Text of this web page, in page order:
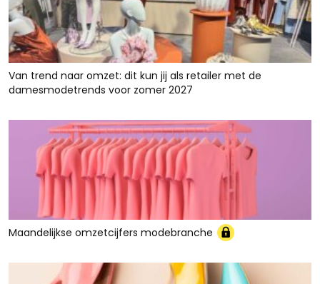
Van trend naar omzet: dit kun jij als retailer met de
damesmodetrends voor zomer 2027
Maandelijkse omzetcijfers modebranche